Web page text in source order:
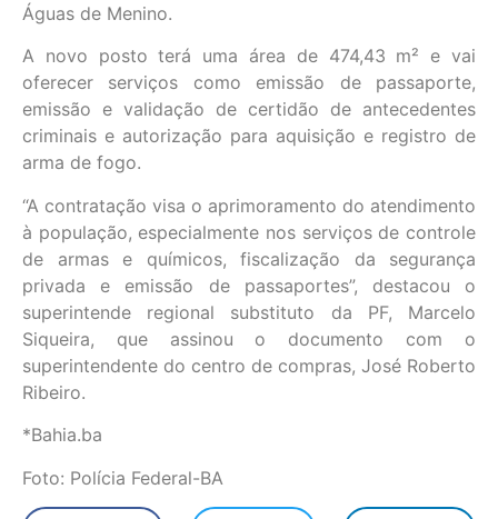
Águas de Menino.
A novo posto terá uma área de 474,43 m² e vai
oferecer serviços como emissão de passaporte,
emissão e validação de certidão de antecedentes
criminais e autorização para aquisição e registro de
arma de fogo.
“A contratação visa o aprimoramento do atendimento
à população, especialmente nos serviços de controle
de armas e químicos, fiscalização da segurança
privada e emissão de passaportes”, destacou o
superintende regional substituto da PF, Marcelo
Siqueira, que assinou o documento com o
superintendente do centro de compras, José Roberto
Ribeiro.
*Bahia.ba
Foto: Polícia Federal-BA